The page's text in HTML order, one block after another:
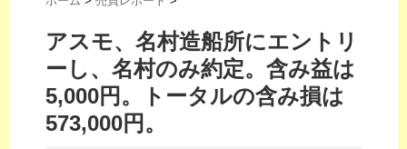
アスモ、名村造船所にエントリ
ーし、名村のみ約定。含み益は
5,000円。トータルの含み損は
573,000円。